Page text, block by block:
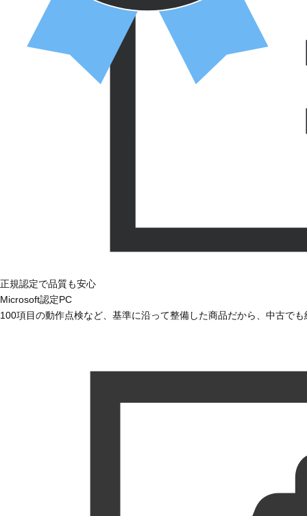
正規認定で品質も安心
Microsoft認定PC
100項目の動作点検など、基準に沿って整備した商品だから、中古で